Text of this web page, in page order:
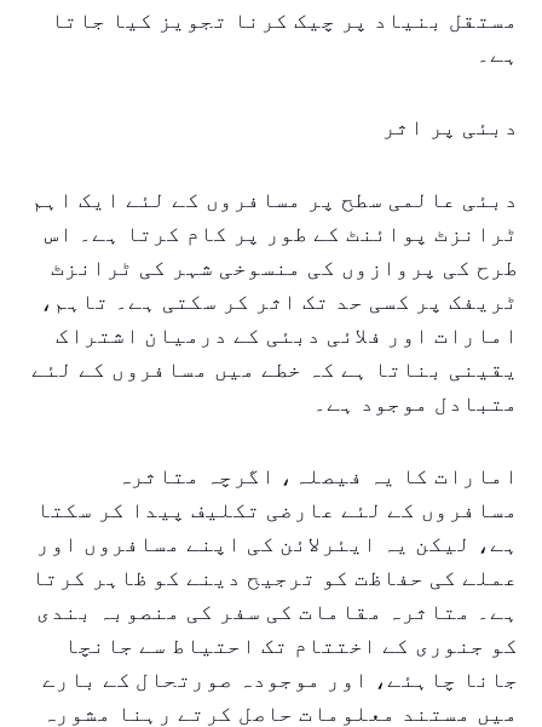
مستقل بنیاد پر چیک کرنا تجویز کیا جاتا
ہے۔
دبئی پر اثر
دبئی عالمی سطح پر مسافروں کے لئے ایک اہم
ٹرانزٹ پوائنٹ کے طور پر کام کرتا ہے۔ اس
طرح کی پروازوں کی منسوخی شہر کی ٹرانزٹ
ٹریفک پر کسی حد تک اثر کر سکتی ہے۔ تاہم،
امارات اور فلائی دبئی کے درمیان اشتراک
یقینی بناتا ہے کہ خطے میں مسافروں کے لئے
متبادل موجود ہے۔
امارات کا یہ فیصلہ، اگرچہ متاثرہ
مسافروں کے لئے عارضی تکلیف پیدا کر سکتا
ہے، لیکن یہ ایئرلائن کی اپنے مسافروں اور
عملے کی حفاظت کو ترجیح دینے کو ظاہر کرتا
ہے۔ متاثرہ مقامات کی سفر کی منصوبہ بندی
کو جنوری کے اختتام تک احتیاط سے جانچا
جانا چاہئے، اور موجودہ صورتحال کے بارے
میں مستند معلومات حاصل کرتے رہنا مشورہ